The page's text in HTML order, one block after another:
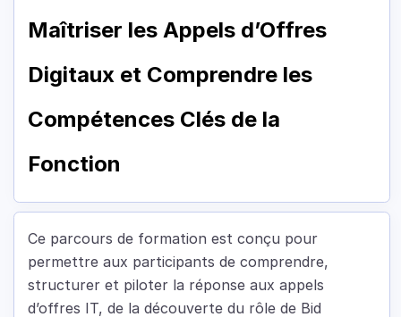
Maîtriser les Appels d’Offres
Digitaux et Comprendre les
Compétences Clés de la
Fonction
Ce parcours de formation est conçu pour
permettre aux participants de comprendre,
structurer et piloter la réponse aux appels
d’offres IT, de la découverte du rôle de Bid